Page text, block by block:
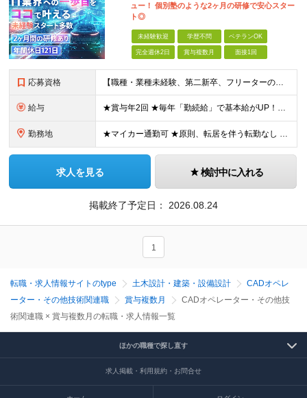
ュー！ 個別塾のような2ヶ月の研修で安心スター
ト◎
未経験歓迎 学歴不問 ベテランOK
完全週休2日 賞与複数月 面接1回
応募資格 【職種・業種未経験、第二新卒、フリーターの方も大歓迎！】 ●40歳未満の方（若年層の長期キャリア形成を図るため） ※学歴不問・資格不問・男女不問・文系理系すべて不問です。 ★こんな方を求めています！
給与 ★賞与年2回 ★毎年「勤続給」で基本給がUP！役職就任で手当が大幅に加算 ◇月給21万5000円〜30万円＋各種手当＋賞与年2回 ※固定残業代制ではありません。残業代は1分単位で全額別途支給します
勤務地 ★マイカー通勤可 ★原則、転居を伴う転勤なし 【エンジニアリング・ソリューション事業部】 愛知県豊田市上郷町4-5-7 K,S上郷ビル 3階 ※(変更の範囲)上記を除く当社関連勤務地
求人を見る 検討中に入れる
掲載終了予定日： 2026.08.24
1
転職・求人情報サイトのtype 土木設計・建築・設備設計
CADオペレ
ーター・その他技術関連職
賞与複数月
CADオペレーター・その他技
術関連職 × 賞与複数月の転職・求人情報一覧
ほかの職種で探し直す
求人掲載・利用規約・お問合せ